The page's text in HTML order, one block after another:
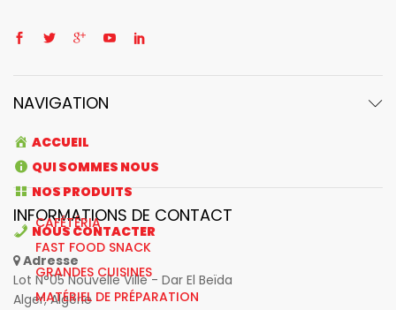
NAVIGATION
ACCUEIL
QUI SOMMES NOUS
NOS PRODUITS
CAFÉTÉRIA
FAST FOOD SNACK
GRANDES CUISINES
MATÉRIEL DE PRÉPARATION
NOUS CONTACTER
INFORMATIONS DE CONTACT
Adresse
Lot N°05 Nouvelle Ville - Dar El Beïda
Alger, Algérie